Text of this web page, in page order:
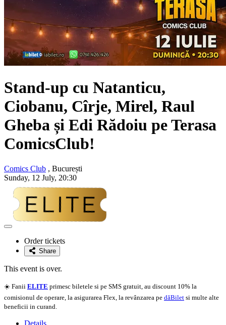
Stand-up cu Natanticu,
Ciobanu, Cîrje, Mirel, Raul
Gheba și Edi Rădoiu pe Terasa
ComicsClub!
Comics Club , București
Sunday, 12 July, 20:30
Adaugă
favoriteOrder tickets
Share
This event is over.
☀️ Fanii ELITE primesc biletele si pe SMS gratuit, au discount 10% la
comisionul de operare, la asigurarea Flex, la revânzarea pe dăBilet si multe alte
beneficii in curand.
Details